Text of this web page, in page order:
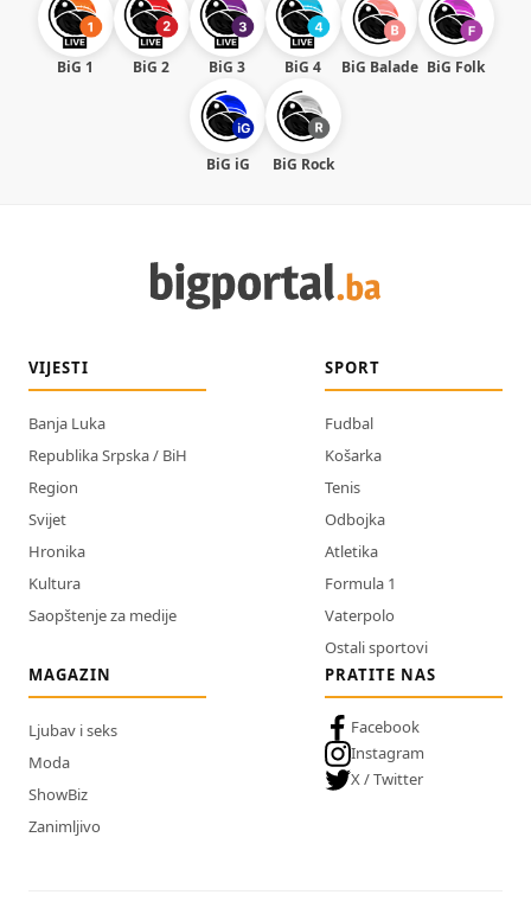
BiG 1 BiG 2 BiG 3 BiG 4 BiG Balade BiG Folk
BiG iG BiG Rock
VIJESTI
Banja Luka
Republika Srpska / BiH
Region
Svijet
Hronika
Kultura
Saopštenje za medije
SPORT
Fudbal
Košarka
Tenis
Odbojka
Atletika
Formula 1
Vaterpolo
Ostali sportovi
MAGAZIN
Ljubav i seks
Moda
ShowBiz
Zanimljivo
PRATITE NAS
Facebook
Instagram
X / Twitter